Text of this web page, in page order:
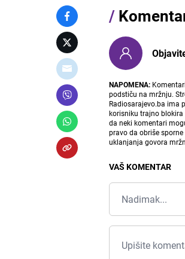
/
NAPOMENA:
podstiču na mržnju.
Radiosarajevo.ba ima
korisniku trajno
da neki komentari
pravo da obriše
uklanjanja govora
VAŠ KOMENTAR